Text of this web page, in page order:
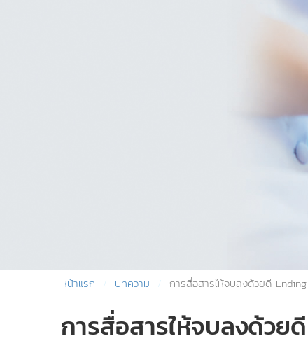
หน้าแรก บทความ การสื่อสารให้จบลงด้วยดี
การสื่อสารให้จบลงด้ว